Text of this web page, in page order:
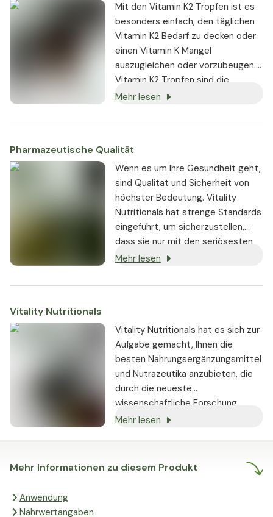
Mit den Vitamin K2 Tropfen ist es
besonders einfach, den täglichen
Vitamin K2 Bedarf zu decken oder
einen Vitamin K Mangel
auszugleichen oder vorzubeugen.
Vitamin K2 Tropfen sind die
optimale Einnahmeform für Kinder
Knochenaufbau im Wachstum zu
sind auch ideal für Erwachsene, die
keine Kapseln schlucken können.
Mehr lesen
Pharmazeutische Qualität
Wenn es um Ihre Gesundheit geht,
sind Qualität und Sicherheit von
höchster Bedeutung. Vitality
Nutritionals hat strenge Standards
eingeführt, um sicherzustellen,
dass sie nur mit den seriösesten
Lieferanten zusammenarbeiten.
Mehr lesen
Mehr Informationen zu diesem Produkt
Anwendung
Nährwertangaben
Vitality Nutritionals
Vitality Nutritionals hat es sich zur
Aufgabe gemacht, Ihnen die
besten Nahrungsergänzungsmittel
und Nutrazeutika anzubieten, die
durch die neueste
wissenschaftliche Forschung
gestützt werden und nachweislich
Mehr lesen